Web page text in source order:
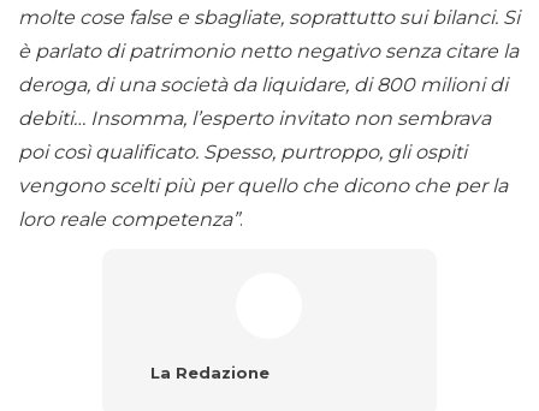
molte cose false e sbagliate, soprattutto sui bilanci. Si
è parlato di patrimonio netto negativo senza citare la
deroga, di una società da liquidare, di 800 milioni di
debiti… Insomma, l’esperto invitato non sembrava
poi così qualificato. Spesso, purtroppo, gli ospiti
vengono scelti più per quello che dicono che per la
loro reale competenza”.
La Redazione